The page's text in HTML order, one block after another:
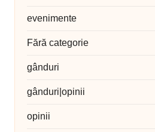
evenimente
Fără categorie
gânduri
gânduri|opinii
opinii